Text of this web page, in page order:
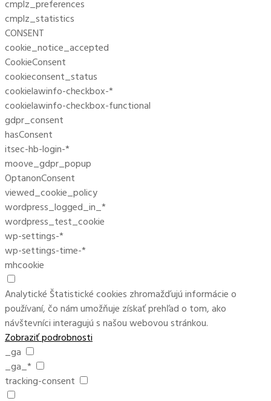
cmplz_preferences
cmplz_statistics
CONSENT
cookie_notice_accepted
CookieConsent
cookieconsent_status
cookielawinfo-checkbox-*
cookielawinfo-checkbox-functional
gdpr_consent
hasConsent
itsec-hb-login-*
moove_gdpr_popup
OptanonConsent
viewed_cookie_policy
wordpress_logged_in_*
wordpress_test_cookie
wp-settings-*
wp-settings-time-*
mhcookie
Analytické Štatistické cookies zhromažďujú informácie o
používaní, čo nám umožňuje získať prehľad o tom, ako
návštevníci interagujú s našou webovou stránkou.
Zobraziť podrobnosti
_ga
_ga_*
tracking-consent